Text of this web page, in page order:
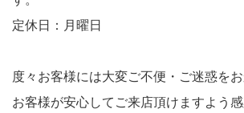
定休日：月曜日
度々お客様には大変ご不便・ご迷惑をお
お客様が安心してご来店頂けますよう